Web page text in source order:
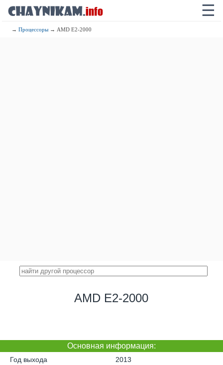
☰
→Процессоры → AMD E2-2000
AMD E2-2000
Основная информация:
Год выхода
2013